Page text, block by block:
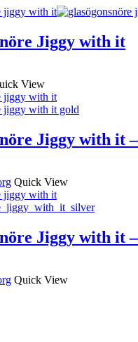
Jiggy with it
View
Jiggy with it
Quick View
Jiggy with it
Quick View